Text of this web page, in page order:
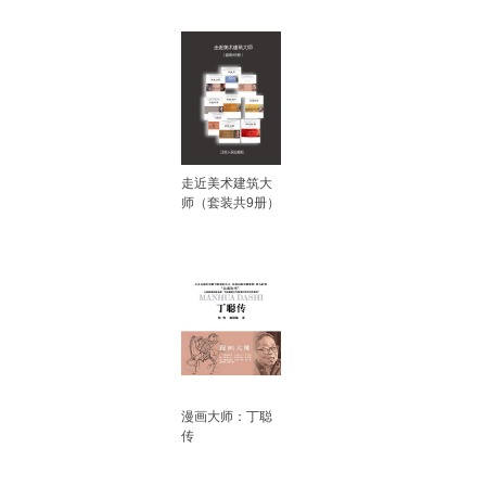
走近美术建筑大
师（套装共9册）
漫画大师：丁聪
传